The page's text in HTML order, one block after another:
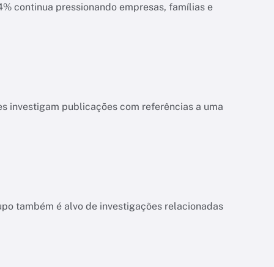
e
investigam publicações com referências a uma
também é alvo de investigações relacionadas